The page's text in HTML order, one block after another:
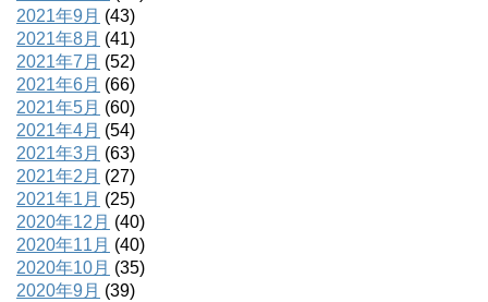
2021年9月 (43)
2021年8月 (41)
2021年7月 (52)
2021年6月 (66)
2021年5月 (60)
2021年4月 (54)
2021年3月 (63)
2021年2月 (27)
2021年1月 (25)
2020年12月 (40)
2020年11月 (40)
2020年10月 (35)
2020年9月 (39)